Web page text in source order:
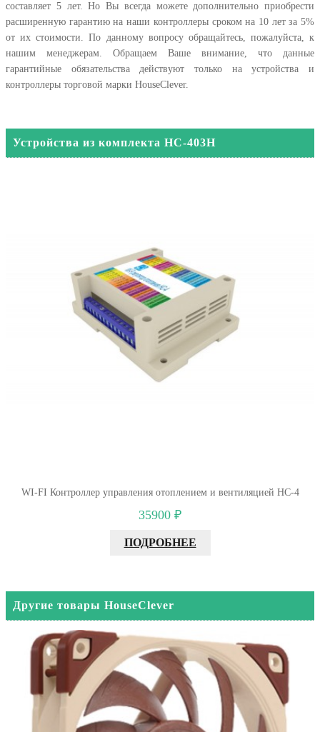
составляет 5 лет. Но Вы всегда можете дополнительно приобрести
расширенную гарантию на наши контроллеры сроком на 10 лет за 5%
от их стоимости. По данному вопросу обращайтесь, пожалуйста, к
нашим менеджерам. Обращаем Ваше внимание, что данные
гарантийные обязательства действуют только на устройства и
контроллеры торговой марки HouseClever.
Устройства из комплекта HC-403H
WI-FI Контроллер управления отоплением и вентиляцией НС-4
35900 ₽
ПОДРОБНЕЕ
Другие товары HouseClever